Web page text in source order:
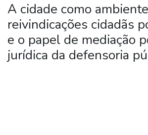
A cidade como
reivindicações cidadãs
e o papel de mediação
jurídica da defensoria